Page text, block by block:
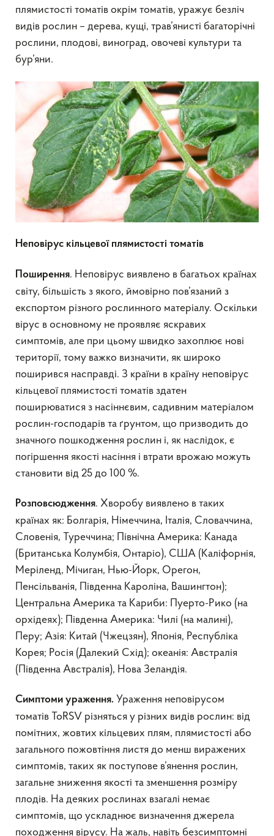
плямистості томатів окрім томатів, уражує безліч
видів рослин – дерева, кущі, трав’янисті багаторічні
рослини, плодові, виноград, овочеві культури та
бур’яни.
Неповірус кільцевої плямистості томатів
Поширення. Неповірус виявлено в багатьох країнах
світу, більшість з якого, ймовірно пов’язаний з
експортом різного рослинного матеріалу. Оскільки
вірус в основному не проявляє яскравих
симптомів, але при цьому швидко захоплює нові
території, тому важко визначити, як широко
поширився насправді. З країни в країну неповірус
кільцевої плямистості томатів здатен
поширюватися з насіннєвим, садивним матеріалом
рослин-господарів та ґрунтом, що призводить до
значного пошкодження рослин і, як наслідок, є
погіршення якості насіння і втрати врожаю можуть
становити від 25 до 100 %.
Розповсюдження. Хворобу виявлено в таких
країнах як: Болгарія, Німеччина, Італія, Словаччина,
Словенія, Туреччина; Північна Америка: Канада
(Британська Колумбія, Онтаріо), США (Каліфорнія,
Меріленд, Мічиган, Нью-Йорк, Орегон,
Пенсільванія, Південна Кароліна, Вашингтон);
Центральна Америка та Кариби: Пуерто-Рико (на
орхідеях); Південна Америка: Чилі (на малині),
Перу; Азія: Китай (Чжецзян), Японія, Республіка
Корея; Росія (Далекий Схід); океанія: Австралія
(Південна Австралія), Нова Зеландія.
Симптоми ураження. Ураження неповірусом
томатів ToRSV різняться у різних видів рослин: від
помітних, жовтих кільцевих плям, плямистості або
загального пожовтіння листя до менш виражених
симптомів, таких як поступове в’янення рослин,
загальне зниження якості та зменшення розміру
плодів. На деяких рослинах взагалі немає
симптомів, що ускладнює визначення джерела
походження вірусу. На жаль, навіть безсимптомні